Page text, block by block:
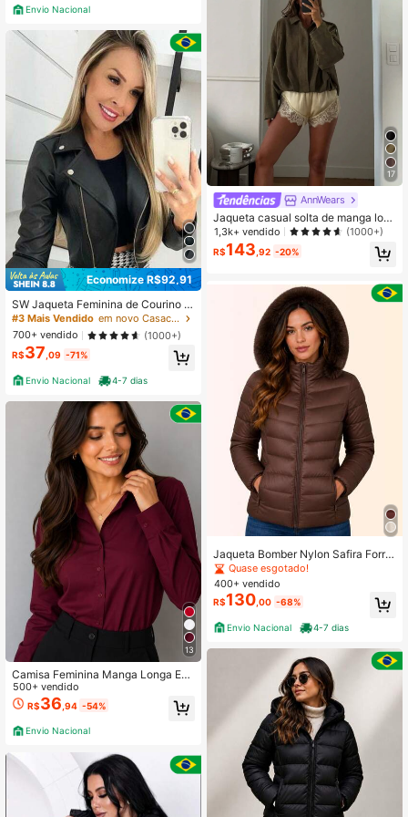
a Escritório Casa Diário Outono Inv
erno
Envio Nacional
Economize R$92,91
SW Jaqueta Feminina de Courino m
otoqueira casual inverno 2026
#3 Mais Vendido
em novo Casacos femininos
700+ vendido
(1000+)
R$37 ,09 -71%
Envio Nacional 4-7 dias
13
Camisa Feminina Manga Longa Esti
lo Tumblr Moda Casual Confortável
e Moderna
500+ vendido
R$36 ,94 -54%
Envio Nacional
17
AnnWears
Jaqueta casual solta de manga lon
ga com abotoamento simples em su
ede sintético para mulheres, adequ
ada para a primavera
1,3k+ vendido (1000+)
R$143 ,92 -20%
Jaqueta Bomber Nylon Safira Forra
da com Toca Peluciada Feminina
Quase esgotado!
400+ vendido
R$130 ,00 -68%
Envio Nacional 4-7 dias